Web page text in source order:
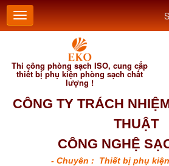
Thi công phòng sạch ISO, cung cấp
thiết bị phụ kiện phòng sạch chất
lượng !
CÔNG TY TRÁCH
THUẬT
CÔNG NGHỆ
- Chuyên : Thiết bị phụ